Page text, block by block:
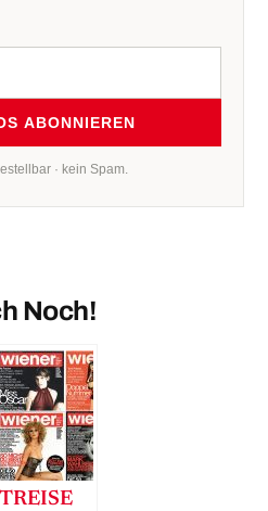
ABONNIEREN
· kein Spam.
Noch!